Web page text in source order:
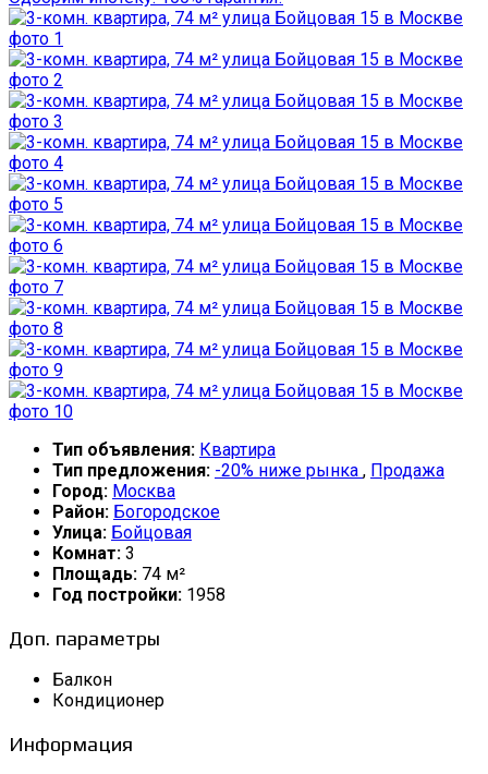
Тип объявления: Квартира
Тип предложения: -20% ниже рынка , Продажа
Город: Москва
Район: Богородское
Улица: Бойцовая
Комнат: 3
Площадь: 74 м²
Год постройки: 1958
Доп. параметры
Балкон
Кондиционер
Информация